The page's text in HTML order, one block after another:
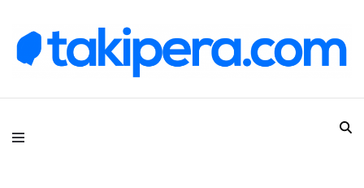
Takipera Dijital Hizmetler